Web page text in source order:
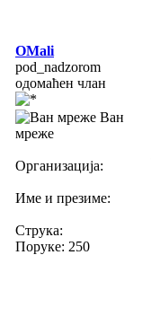
OMali
pod_nadzorom
одомаћен члан
Ван
мреже
Организација:
Име и презиме:
Струка:
Поруке: 250